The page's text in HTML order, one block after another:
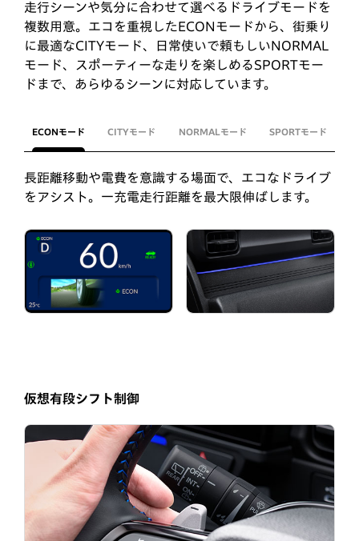
走行シーンや気分に合わせて選べるドライブモードを
複数用意。エコを重視したECONモードから、街乗り
に最適なCITYモード、日常使いで頼もしいNORMAL
モード、スポーティーな走りを楽しめるSPORTモー
ドまで、あらゆるシーンに対応しています。
ECONモード CITYモード NORMALモード SPORTモード
長距離移動や電費を意識する場面で、エコなドライブ
をアシスト。一充電走行距離を最大限伸ばします。
仮想有段シフト制御